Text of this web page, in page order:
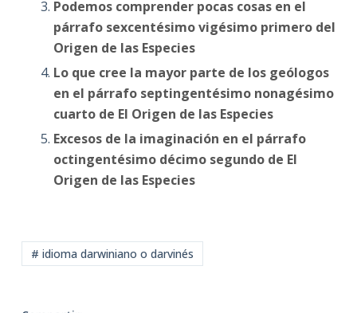
Podemos comprender pocas cosas en el
párrafo sexcentésimo vigésimo primero del
Origen de las Especies
Lo que cree la mayor parte de los geólogos
en el párrafo septingentésimo nonagésimo
cuarto de El Origen de las Especies
Excesos de la imaginación en el párrafo
octingentésimo décimo segundo de El
Origen de las Especies
# idioma darwiniano o darvinés